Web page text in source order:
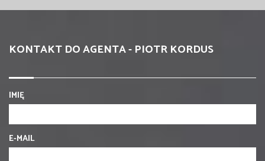
KONTAKT DO AGENTA - PIOTR KORDUS
IMIĘ
E-MAIL